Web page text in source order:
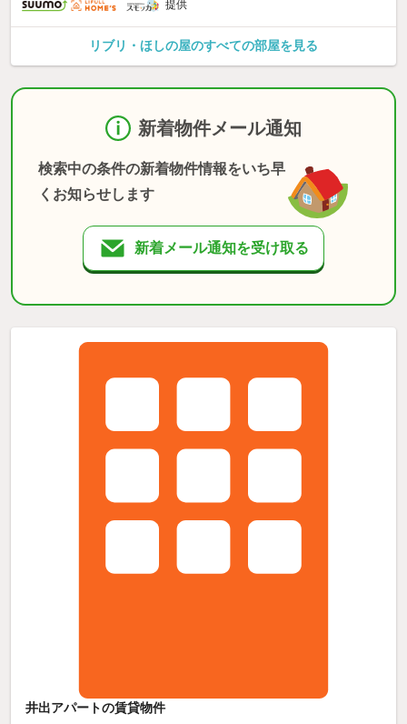
提供
リブリ・ほしの屋のすべての部屋を見る
新着物件メール通知
検索中の条件の新着物件情報をいち早
くお知らせします
新着メール通知を受け取る
井出アパートの賃貸物件